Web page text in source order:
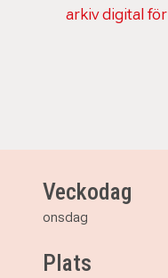
arkiv digital
Veckodag
onsdag
Plats